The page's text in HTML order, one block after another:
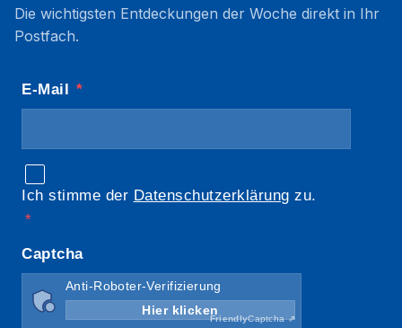
Die wichtigsten Entdeckungen der Woche direkt in Ihr
Postfach.